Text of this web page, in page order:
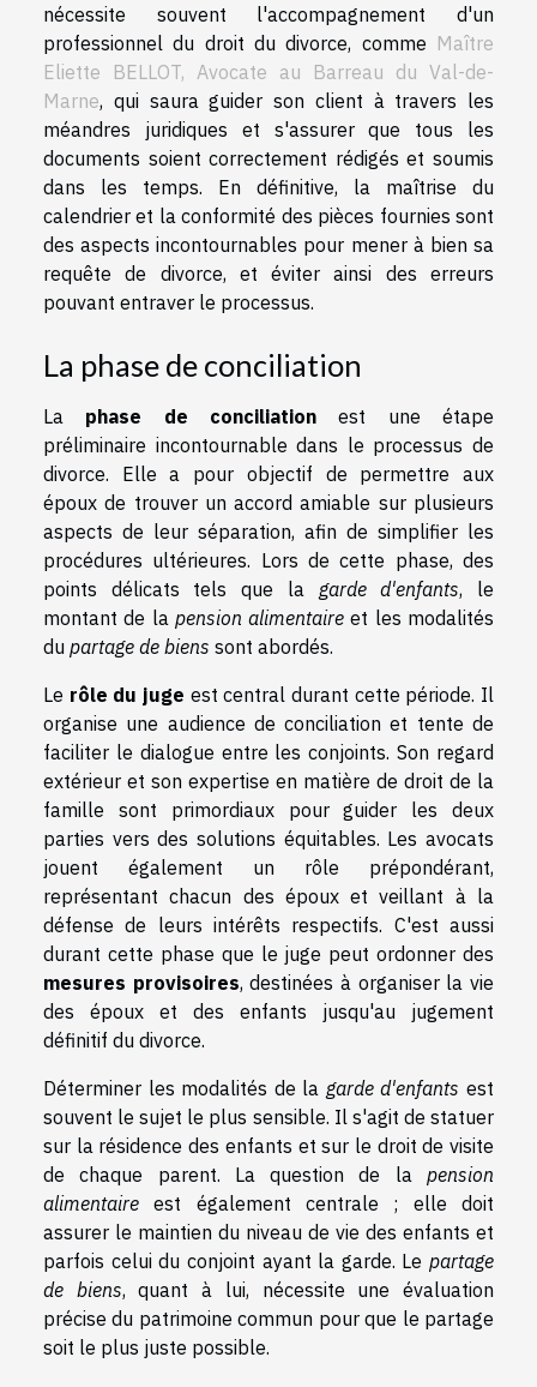
nécessite souvent l'accompagnement d'un
professionnel du droit du divorce, comme Maître
Eliette BELLOT, Avocate au Barreau du Val-de-
Marne, qui saura guider son client à travers les
méandres juridiques et s'assurer que tous les
documents soient correctement rédigés et soumis
dans les temps. En définitive, la maîtrise du
calendrier et la conformité des pièces fournies sont
des aspects incontournables pour mener à bien sa
requête de divorce, et éviter ainsi des erreurs
pouvant entraver le processus.
La phase de conciliation
La phase de conciliation est une étape
préliminaire incontournable dans le processus de
divorce. Elle a pour objectif de permettre aux
époux de trouver un accord amiable sur plusieurs
aspects de leur séparation, afin de simplifier les
procédures ultérieures. Lors de cette phase, des
points délicats tels que la garde d'enfants, le
montant de la pension alimentaire et les modalités
du partage de biens sont abordés.
Le rôle du juge est central durant cette période. Il
organise une audience de conciliation et tente de
faciliter le dialogue entre les conjoints. Son regard
extérieur et son expertise en matière de droit de la
famille sont primordiaux pour guider les deux
parties vers des solutions équitables. Les avocats
jouent également un rôle prépondérant,
représentant chacun des époux et veillant à la
défense de leurs intérêts respectifs. C'est aussi
durant cette phase que le juge peut ordonner des
mesures provisoires, destinées à organiser la vie
des époux et des enfants jusqu'au jugement
définitif du divorce.
Déterminer les modalités de la garde d'enfants est
souvent le sujet le plus sensible. Il s'agit de statuer
sur la résidence des enfants et sur le droit de visite
de chaque parent. La question de la pension
alimentaire est également centrale ; elle doit
assurer le maintien du niveau de vie des enfants et
parfois celui du conjoint ayant la garde. Le partage
de biens, quant à lui, nécessite une évaluation
précise du patrimoine commun pour que le partage
soit le plus juste possible.